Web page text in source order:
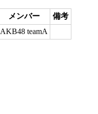
メンバー
備考
AKB48 teamA